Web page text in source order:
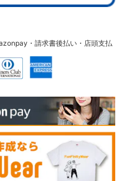
・請求書後払い・店頭支払